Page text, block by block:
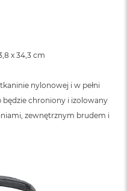
x 34,3 cm
nylonowej i w pełni
chroniony i izolowany
zewnętrznym brudem i